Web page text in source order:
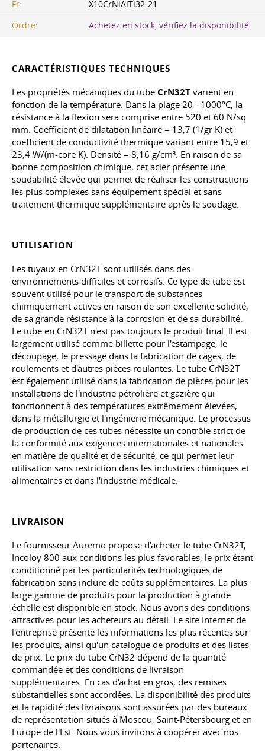
Fr:
X10CrNiAlTi32-21
Ordre:
Achetez en stock, vérifiez la disponibilité
CARACTÉRISTIQUES TECHNIQUES
Les propriétés mécaniques du tube CrN32T varient en
fonction de la température. Dans la plage 20 - 1000ºC, la
résistance à la flexion sera comprise entre 520 et 60 N/sq
mm. Coefficient de dilatation linéaire = 13,7 (1/gr K) et
coefficient de conductivité thermique variant entre 15,9 et
23,4 W/(m-core K). Densité = 8,16 g/cm³. En raison de sa
bonne composition chimique, cet acier présente une
soudabilité élevée qui permet de réaliser les constructions
les plus complexes sans équipement spécial et sans
traitement thermique supplémentaire après le soudage.
UTILISATION
Les tuyaux en CrN32T sont utilisés dans des
environnements difficiles et corrosifs. Ce type de tube est
souvent utilisé pour le transport de substances
chimiquement actives en raison de son excellente solidité,
de sa grande résistance à la corrosion et de sa durabilité.
Le tube en CrN32T n'est pas toujours le produit final. Il est
largement utilisé comme billette pour l'estampage, le
découpage, le pressage dans la fabrication de cages, de
roulements et d'autres pièces roulantes. Le tube CrN32T
est également utilisé dans la fabrication de pièces pour les
installations de l'industrie pétrolière et gazière qui
fonctionnent à des températures extrêmement élevées,
dans la métallurgie et l'ingénierie mécanique. Le processus
de production de ces tubes nécessite un contrôle strict de
la conformité aux exigences internationales et nationales
en matière de qualité et de sécurité, ce qui permet leur
utilisation sans restriction dans les industries chimiques et
alimentaires et dans l'industrie médicale.
LIVRAISON
Le fournisseur Auremo propose d'acheter le tube CrN32T,
Incoloy 800 aux conditions les plus favorables, le prix étant
conditionné par les particularités technologiques de
fabrication sans inclure de coûts supplémentaires. La plus
large gamme de produits pour la production à grande
échelle est disponible en stock. Nous avons des conditions
attractives pour les acheteurs au détail. Le site Internet de
l'entreprise présente les informations les plus récentes sur
les produits, ainsi qu'un catalogue de produits et des listes
de prix. Le prix du tube CrN32 dépend de la quantité
commandée et des conditions de livraison
supplémentaires. En cas d'achat en gros, des remises
substantielles sont accordées. La disponibilité des produits
et la rapidité des livraisons sont assurées par des bureaux
de représentation situés à Moscou, Saint-Pétersbourg et en
Europe de l'Est. Nous vous invitons à coopérer avec nos
partenaires.